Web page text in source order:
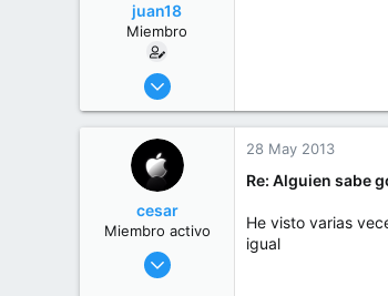
e
n
i
juan18
Miembro
28 May 2013
0
cesar
Miembro activo
27 May 2013
28 May 2013
Re: Alguien sabe
He visto varias
igual